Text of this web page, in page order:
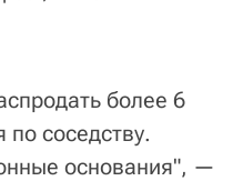
более 6
по соседству.
основания", —